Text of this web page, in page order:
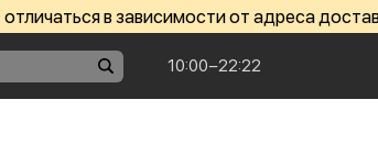
в зависимости от адреса
10:00−22:22